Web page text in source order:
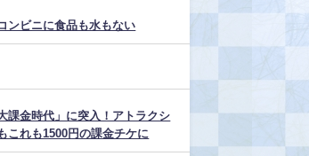
ンビニに食品も水もない
課金時代」に突入！アトラクシ
これも1500円の課金チケに